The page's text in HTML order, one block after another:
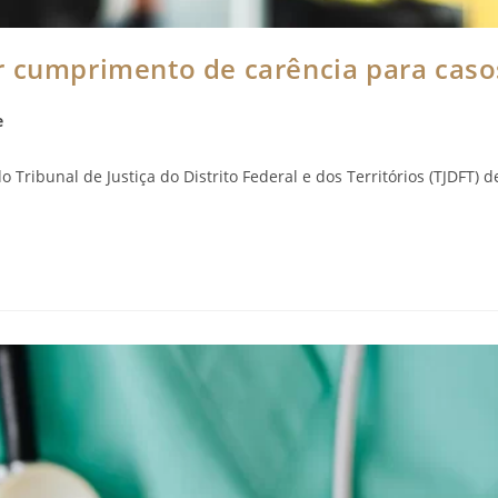
cumprimento de carência para
Tribunal de Justiça do Distrito Federal e dos Territórios